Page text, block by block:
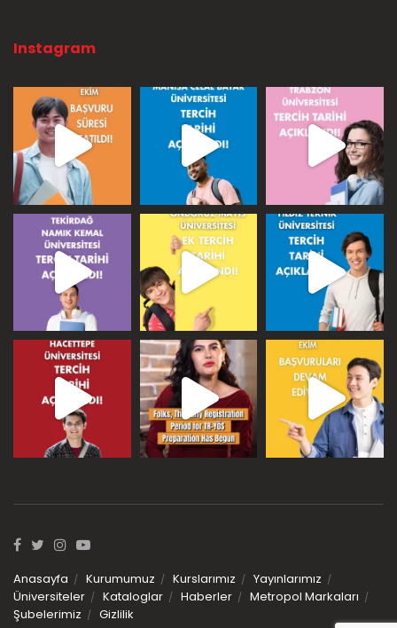
Instagram
Anasayfa Kurumumuz Kurslarımız
Yayınlarımız
Üniversiteler
Kataloglar Haberler
Metropol Markaları
Şubelerimiz
Gizlilik